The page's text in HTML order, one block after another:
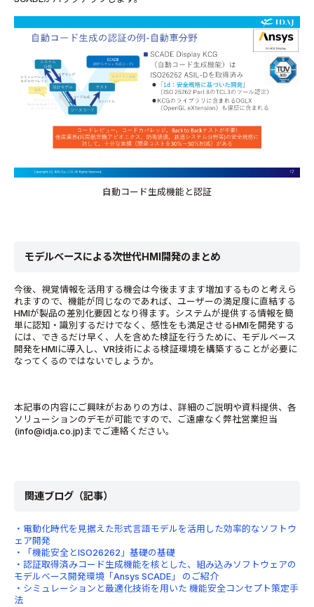
自動コード生成機能と認証
モデルベースによる次世代HMI開発のまとめ
今後、視覚情報を活用する機会は今後ますます増加するものと考えら
れますので、機能が同じなのであれば、ユーザーの満足度に直結する
HMIが製品の差別化要因となり得ます。システムが提供する情報を簡
単に認知・識別するだけでなく、感性をも満足させるHMIを開発する
には、できるだけ早く、人を含めた検証を行うために、モデルベース
開発をHMIに導入し、VR技術による検証環境を構築することが必要に
なってくるのではないでしょうか。
本記事の内容にご興味がおありの方は、詳細のご説明や資料提供、各
ソリューションのデモが可能ですので、ご遠慮なく弊社営業担当
(info@idja.co.jp)までご連絡ください。
関連ブログ（記事）
・電動化時代を見据えた形式言語モデルを活用した効率的なソフトウ
ェア開発
・「機能安全とISO26262」基礎の基礎
・認証取得済みコード生成機能を核とした、組み込みソフトウェアの
モデルベース開発環境「Ansys SCADE」 のご紹介
・シミュレーションと最適化技術を用いた 機能安全コンセプト策定手
法